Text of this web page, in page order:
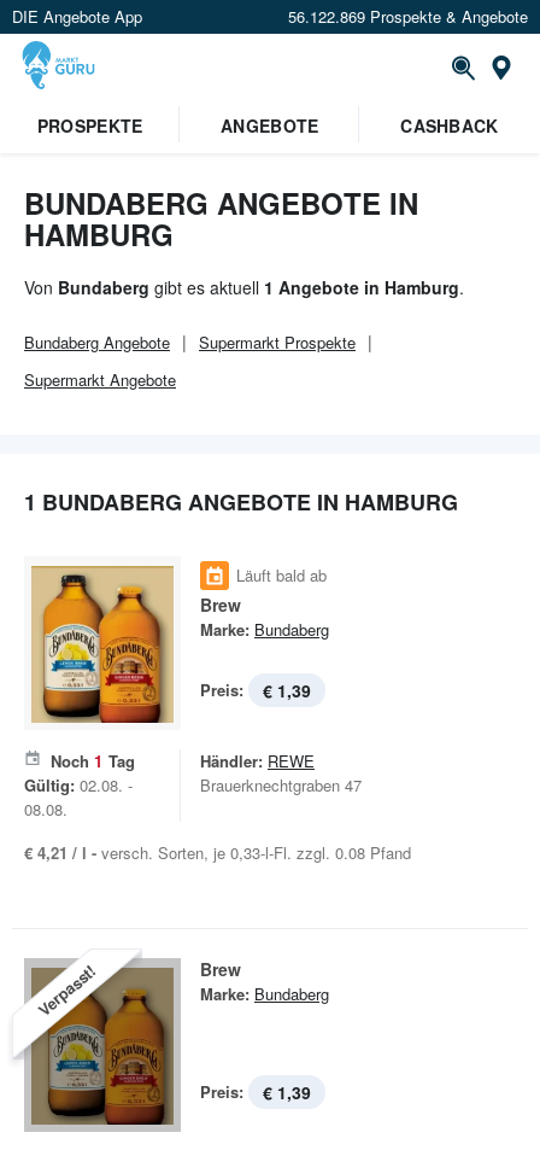
DIE Angebote App 56.122.869 Prospekte & Angebote
PROSPEKTE ANGEBOTE CASHBACK
BUNDABERG ANGEBOTE IN
HAMBURG
Von Bundaberg gibt es aktuell 1 Angebote in Hamburg.
Bundaberg Angebote Supermarkt Prospekte
Supermarkt Angebote
1 BUNDABERG ANGEBOTE IN HAMBURG
Läuft bald ab
Brew
Marke: Bundaberg
Preis: € 1,39
Noch 1 Tag
Gültig: 02.08. -
08.08.
Händler: REWE
Brauerknechtgraben 47
€ 4,21 / l - versch. Sorten, je 0,33-l-Fl. zzgl. 0.08 Pfand
Verpasst! Brew
Marke: Bundaberg
Preis: € 1,39